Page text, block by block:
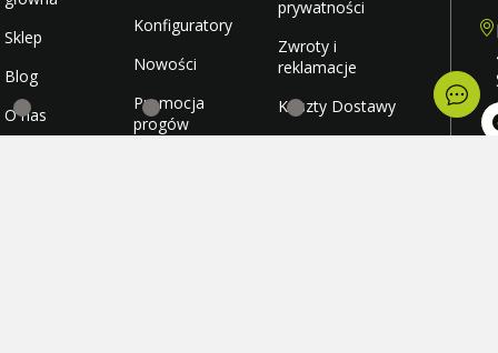
Sklep
Blog
O nas
Konfiguratory
Nowości
Promocja
progów
prywatności
Zwroty i
reklamacje
Koszty Dostawy